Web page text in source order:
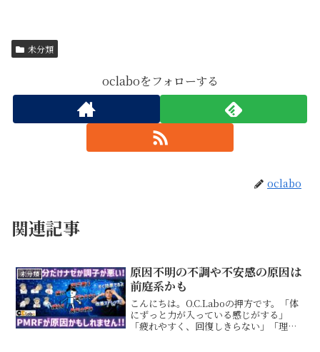
未分類
oclaboをフォローする
oclabo
関連記事
未分類
原因不明の不調や不安感の原因は
前庭系かも
こんにちは。O.C.Laboの押方です。「体
にずっと力が入っている感じがする」
「疲れやすく、回復しきらない」「理由